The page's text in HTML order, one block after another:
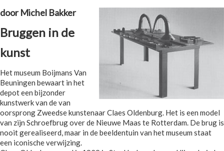
door Michel Bakker
Bruggen in de
kunst
Het museum Boijmans Van
Beuningen bewaart in het
depot een bijzonder
kunstwerk van de van
oorsprong Zweedse kunstenaar Claes Oldenburg. Het is een model
van zijn Schroefbrug over de Nieuwe Maas te Rotterdam. De brug is
nooit gerealiseerd, maar in de beeldentuin van het museum staat
een iconische verwijzing.